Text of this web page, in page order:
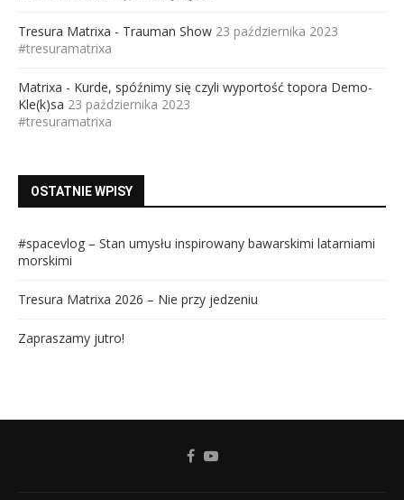
Tresura Matrixa - Trauman Show 23 października 2023
#tresuramatrixa
Matrixa - Kurde, spóźnimy się czyli wyportość topora Demo-
Kle(k)sa 23 października 2023
#tresuramatrixa
OSTATNIE WPISY
#spacevlog – Stan umysłu inspirowany bawarskimi latarniami
morskimi
Tresura Matrixa 2026 – Nie przy jedzeniu
Zapraszamy jutro!